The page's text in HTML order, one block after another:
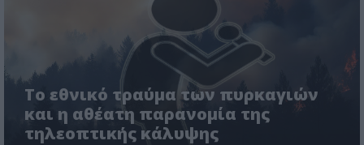
Το εθνικό τραύμα των πυρκαγιών
και η αθέατη παρανομία της
τηλεοπτικής κάλυψης